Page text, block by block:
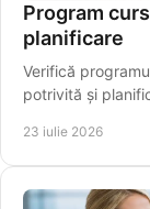
Program
planificare
Verifică
potrivită și
23 iulie 2026